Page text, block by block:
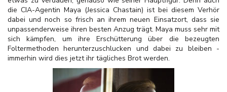
die CIA-Agentin Maya (Jessica Chastain) ist bei diesem Verhör
dabei und noch so frisch an ihrem neuen Einsatzort, dass sie
unpassenderweise ihren besten Anzug trägt. Maya muss sehr mit
sich kämpfen, um ihre Erschütterung über die bezeugten
Foltermethoden herunterzuschlucken und dabei zu bleiben -
immerhin wird dies jetzt ihr tägliches Brot werden.